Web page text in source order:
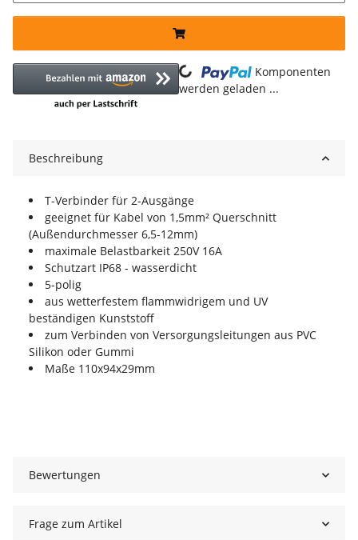
Loading...
Komponenten
werden geladen ...
Beschreibung
T-Verbinder für 2-Ausgänge
geeignet für Kabel von 1,5mm² Querschnitt
(Außendurchmesser 6,5-12mm)
maximale Belastbarkeit 250V 16A
Schutzart IP68 - wasserdicht
5-polig
aus wetterfestem flammwidrigem und UV
beständigen Kunststoff
zum Verbinden von Versorgungsleitungen aus PVC
Silikon oder Gummi
Maße 110x94x29mm
Bewertungen
Frage zum Artikel